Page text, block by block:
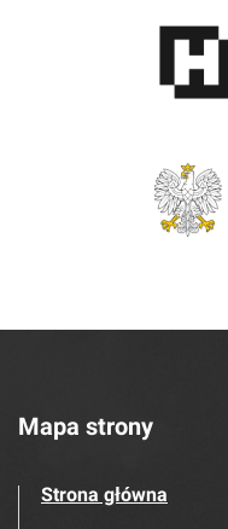
Mapa strony
Strona główna